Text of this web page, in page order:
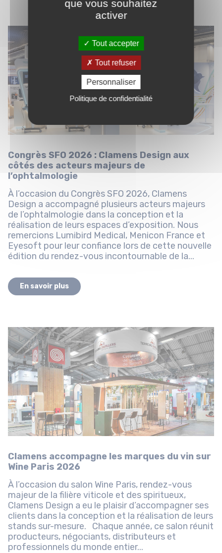
Congrès SFO 2026 : Clamens Design aux
côtés des acteurs majeurs de
l’ophtalmologie
À l’occasion du Congrès SFO 2026, Clamens
Design a accompagné plusieurs acteurs majeurs
de l’ophtalmologie dans la conception et la
réalisation de leurs espaces d’exposition. Nous
remercions Lumibird Medical, Menicon France et
Eyesoft pour leur confiance lors de cette nouvelle
édition du rendez-vous incontournable de la...
En savoir plus
Clamens accompagne les marques du vin sur
Wine Paris 2026
À l’occasion du salon Wine Paris, rendez-vous
majeur de la filière viticole et des spiritueux,
Clamens Design a eu le plaisir d’accompagner ses
clients dans la conception et la réalisation de leurs
stands sur-mesure. Chaque année, ce salon réunit
producteurs, négociants, distributeurs et
professionnels du monde entier...
que vous souhaitez
activer
Tout accepter
Tout refuser
Personnaliser
Politique de confidentialité